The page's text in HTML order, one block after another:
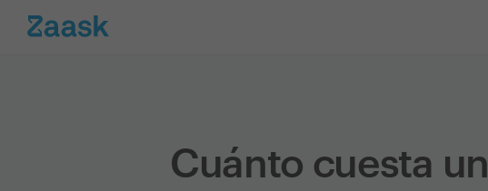
Cuánto cuesta un